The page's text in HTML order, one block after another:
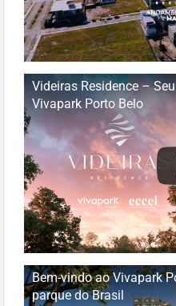
Videiras Residence –
Vivapark Porto Belo
Bem-vindo ao Vivapark
parque do Brasil